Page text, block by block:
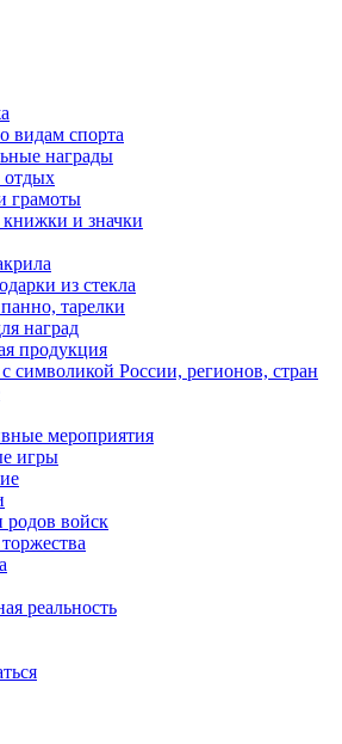
видам спорта
награды
грамоты
книжки и значки
из стекла
тарелки
наград
продукция
символикой России, регионов, стран
мероприятия
игры
родов войск
реальность